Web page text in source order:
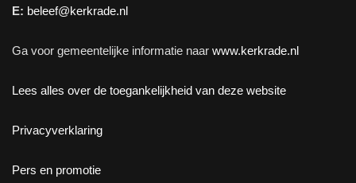
E: beleef@kerkrade.nl
Ga voor gemeentelijke informatie naar www.kerkrade.nl
Lees alles over de toegankelijkheid van deze website
Privacyverklaring
Pers en promotie